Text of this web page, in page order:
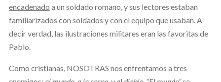
encadenado a un soldado romano, y sus lectores estaban
familiarizados con soldados y con el equipo que usaban. A
decir verdad, las ilustraciones militares eran las favoritas de
Pablo.
Como cristianas, NOSOTRAS nos enfrentamos a tres